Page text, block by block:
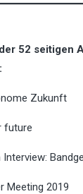
52 seitigen
Zukunft
future
Meeting 2019